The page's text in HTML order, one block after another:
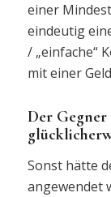
einer
eindeutig
/ „einfache“
mit einer
Der Gegner
Sonst hätte
angewendet